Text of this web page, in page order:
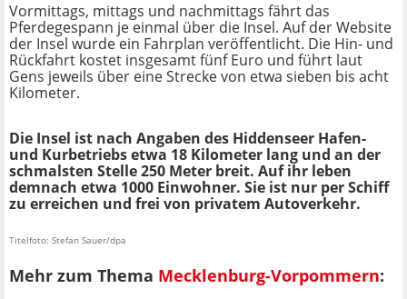
Vormittags, mittags und nachmittags fährt das
Pferdegespann je einmal über die Insel. Auf der Website
der Insel wurde ein Fahrplan veröffentlicht. Die Hin- und
Rückfahrt kostet insgesamt fünf Euro und führt laut
Gens jeweils über eine Strecke von etwa sieben bis acht
Kilometer.
Die Insel ist nach Angaben des Hiddenseer Hafen-
und Kurbetriebs etwa 18 Kilometer lang und an der
schmalsten Stelle 250 Meter breit. Auf ihr leben
demnach etwa 1000 Einwohner. Sie ist nur per Schiff
zu erreichen und frei von privatem Autoverkehr.
Titelfoto: Stefan Sauer/dpa
Mehr zum Thema Mecklenburg-Vorpommern: